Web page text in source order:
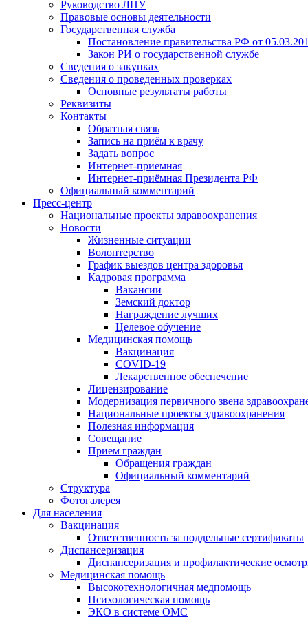
Руководство ЛПУ
Правовые основы деятельности
Государственная служба
Постановление правительства РФ от
Закон РИ о государственной службе
Сведения о закупках
Сведения о проведенных проверках
Основные результаты работы
Реквизиты
Контакты
Обратная связь
Запись на приём к врачу
Задать вопрос
Интернет-приемная
Интернет-приёмная Президента РФ
Официальный комментарий
Пресс-центр
Национальные проекты здравоохранения
Новости
Жизненные ситуации
Волонтерство
График выездов центра здоровья
Кадровая программа
Вакансии
Земский доктор
Награждение лучших
Целевое обучение
Медицинская помощь
Вакцинация
COVID-19
Лекарственное обеспечение
Лицензирование
Модернизация первичного звена
Национальные проекты здравоохранения
Полезная информация
Совещание
Прием граждан
Обращения граждан
Официальный комментарий
Структура
Фотогалерея
Для населения
Вакцинация
Ответственность за поддельные сертификаты
Диспансеризация
Диспансеризация и профилактические
Медицинская помощь
Высокотехнологичная медпомощь
Психологическая помощь
ЭКО в системе ОМС